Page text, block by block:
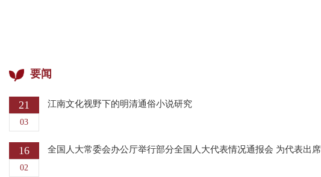
要闻
21
03
江南文化视野下的明清通俗小说研究
16
02
全国人大常委会办公厅举行部分全国人大代表情况通报会 为代表出